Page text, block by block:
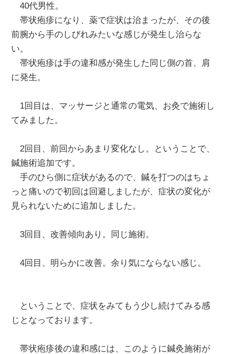
40代男性。
帯状疱疹になり、薬で症状は治まったが、その後
前腕から手のしびれみたいな感じが発生し治らな
い。
帯状疱疹は手の違和感が発生した同じ側の首、肩
に発生。
1回目は、マッサージと通常の電気、お灸で施術し
てみました。
2回目、前回からあまり変化なし。ということで、
鍼施術追加です。
手のひら側に症状があるので、鍼を打つのはちょ
っと痛いので初回は回避しましたが、症状の変化が
見られないために追加しました。
3回目、改善傾向あり。同じ施術。
4回目、明らかに改善。余り気にならない感じ。
ということで、症状をみてもう少し続けてみる感
じとなっております。
帯状疱疹後の違和感には、このように鍼灸施術が